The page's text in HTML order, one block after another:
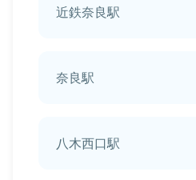
近鉄奈良駅
奈良駅
八木西口駅